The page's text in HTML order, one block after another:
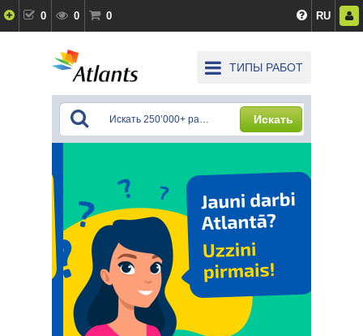
0 0 0 RU
ТИПЫ РАБОТ
Искать